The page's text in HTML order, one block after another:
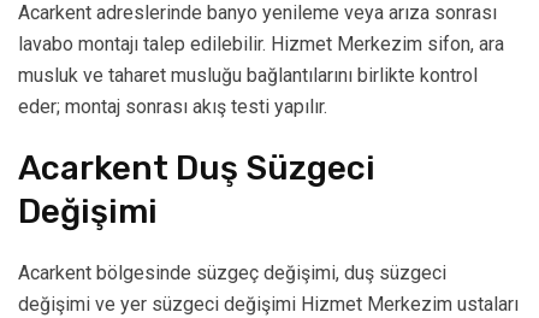
Acarkent adreslerinde banyo yenileme veya arıza sonrası
lavabo montajı talep edilebilir. Hizmet Merkezim sifon, ara
musluk ve taharet musluğu bağlantılarını birlikte kontrol
eder; montaj sonrası akış testi yapılır.
Acarkent Duş Süzgeci
Değişimi
Acarkent bölgesinde süzgeç değişimi, duş süzgeci
değişimi ve yer süzgeci değişimi Hizmet Merkezim ustaları